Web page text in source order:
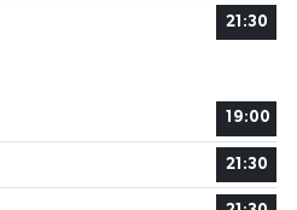
21:30
19:00
21:30